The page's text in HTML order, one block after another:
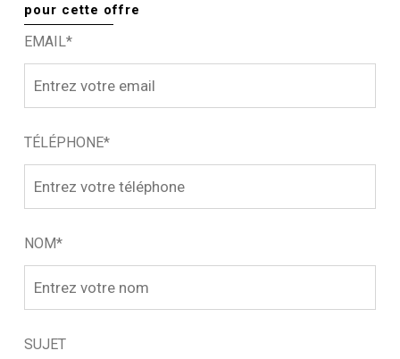
pour cette offre
EMAIL*
TÉLÉPHONE*
NOM*
SUJET